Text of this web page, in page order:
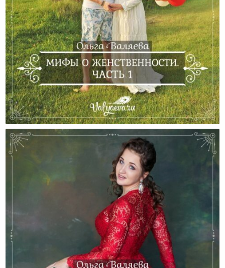
Мифы О Женственности. Часть 1.